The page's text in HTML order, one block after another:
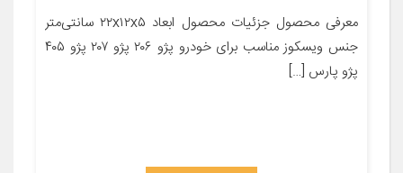
معرفی محصول جزئیات محصول ابعاد ۲۲x۱۲x۵ سانتی‌متر
جنس ویسکوز مناسب برای خودرو پژو ۲۰۶ پژو ۲۰۷ پژو ۴۰۵
پژو پارس […]